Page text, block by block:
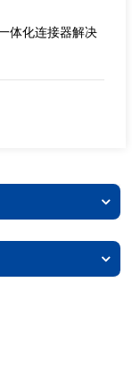
体化连接器解决